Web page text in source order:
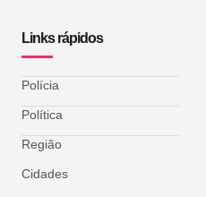
Links rápidos
Polícia
Política
Região
Cidades